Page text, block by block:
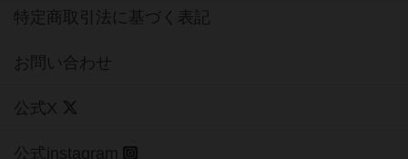
特定商取引法に基づく表記
お問い合わせ
公式X
公式instagram